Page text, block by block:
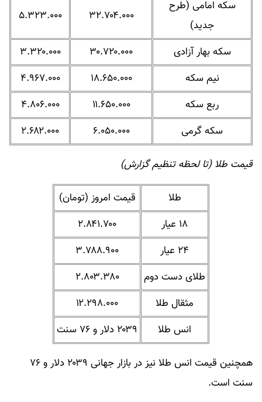
سکه امامی (طرح
جدید)
۳۲.۷۰۴.۰۰۰ ۵.۳۲۳.۰۰۰
سکه بهار آزادی ۳۰.۷۲۰.۰۰۰
۳.۳۲۰.۰۰۰
نیم سکه
۱۸.۶۵۰.۰۰۰
۴.۹۶۷.۰۰۰
ربع سکه
۱۱.۶۵۰.۰۰۰
۴.۸۰۶.۰۰۰
سکه گرمی
۶.۰۵۰.۰۰۰ ۲.۶۸۲.۰۰۰
قیمت طلا (تا لحظه تنظیم گزارش)
طلا
قیمت امروز (تومان)
۱۸ عیار
۲.۸۴۱.۷۰۰
۲۴ عیار
۳.۷۸۸.۹۰۰
طلای دست دوم
۲.۸۰۳.۳۸۰
مثقال طلا
۱۲.۲۹۸.۰۰۰
انس طلا
۲۰۳۹ دلار و ۷۶ سنت
همچنین قیمت انس طلا نیز در بازار جهانی ۲۰۳۹ دلار و ۷۶
سنت است.